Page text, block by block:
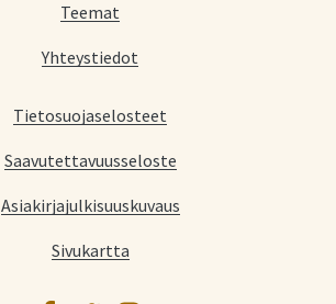
Teemat
Yhteystiedot
Tietosuojaselosteet
Saavutettavuusseloste
Asiakirjajulkisuuskuvaus
Sivukartta